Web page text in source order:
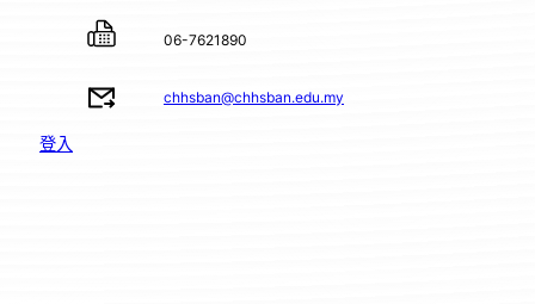
06-7621890
chhsban@chhsban.edu.my
登入